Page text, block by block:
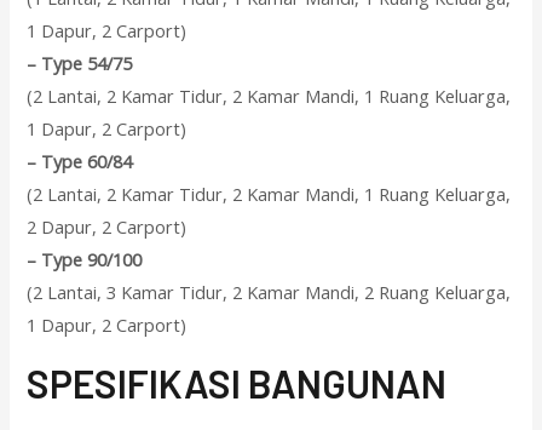
1 Dapur, 2 Carport)
– Type 54/75
(2 Lantai, 2 Kamar Tidur, 2 Kamar Mandi, 1 Ruang Keluarga,
1 Dapur, 2 Carport)
– Type 60/84
(2 Lantai, 2 Kamar Tidur, 2 Kamar Mandi, 1 Ruang Keluarga,
2 Dapur, 2 Carport)
– Type 90/100
(2 Lantai, 3 Kamar Tidur, 2 Kamar Mandi, 2 Ruang Keluarga,
1 Dapur, 2 Carport)
SPESIFIKASI BANGUNAN